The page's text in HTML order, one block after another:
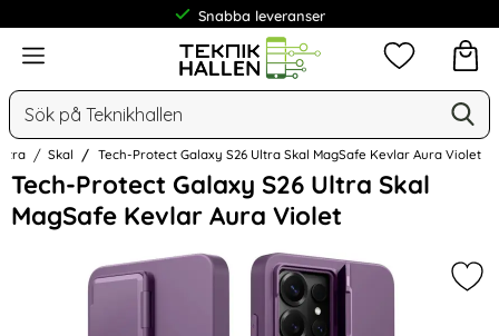
Snabba leveranser
Meny
Sök
Mina
Skal Tech-Protect Galaxy S26 Ultra Skal MagSafe Kevlar Aura Violet
Tech-Protect Galaxy S26 Ultra Skal
MagSafe Kevlar Aura Violet
Hoppa
över
Bilder